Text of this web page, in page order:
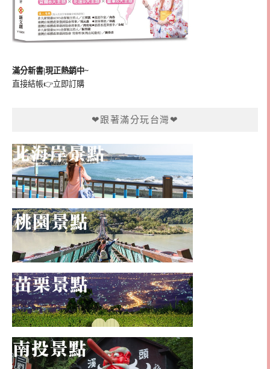
滿分新書|現正熱銷中~
直接結帳👉立即訂購
❤跟著滿分玩台灣❤